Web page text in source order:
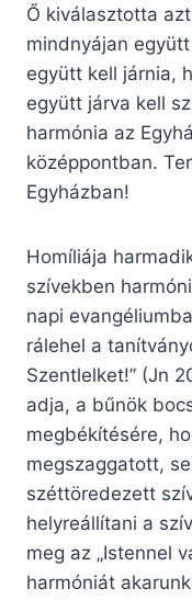
Ő kiválasztotta
mindnyájan
együtt kell járnia,
együtt járva kell
harmónia az
középpontban.
Egyházban!
Homíliája
szívekben
napi
rálehel a
Szentlelket!” (Jn
adja, a bűnök
megbékítésére,
megszaggatott,
széttöredezett
helyreállítani a
meg az „Istennel
harmóniát